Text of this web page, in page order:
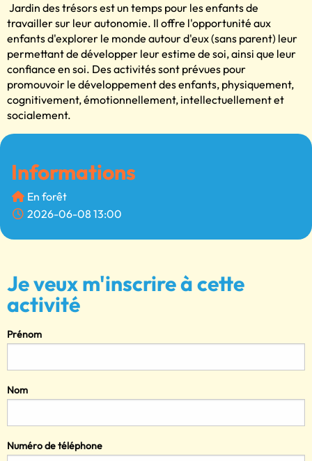
Jardin des trésors est un temps pour les enfants de
travailler sur leur autonomie. Il offre l'opportunité aux
enfants d'explorer le monde autour d'eux (sans parent) leur
permettant de développer leur estime de soi, ainsi que leur
confiance en soi. Des activités sont prévues pour
promouvoir le développement des enfants, physiquement,
cognitivement, émotionnellement, intellectuellement et
socialement.
Informations
En forêt
2026-06-08 13:00
Je veux m'inscrire à cette
activité
Prénom
Nom
Numéro de téléphone